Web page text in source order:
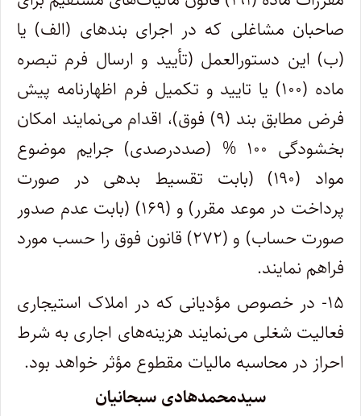
صاحبان مشاغلی که در اجرای بند‌های (الف) یا
(ب) این دستورالعمل (تأیید و ارسال فرم تبصره
ماده (۱۰۰) یا تایید و تکمیل فرم اظهارنامه پیش
فرض مطابق بند (۹) فوق)، اقدام می‌نمایند امکان
بخشودگی ۱۰۰ % (صددرصدی) جرایم موضوع
مواد (۱۹۰) (بابت تقسیط بدهی در صورت
پرداخت در موعد مقرر) و (۱۶۹) (بابت عدم صدور
صورت حساب) و (۲۷۲) قانون فوق را حسب مورد
فراهم نمایند.
۱۵- در خصوص مؤدیانی که در املاک استیجاری
فعالیت شغلی می‌نمایند هزینه‌های اجاری به شرط
احراز در محاسبه مالیات مقطوع مؤثر خواهد بود.
سیدمحمدهادی سبحانیان